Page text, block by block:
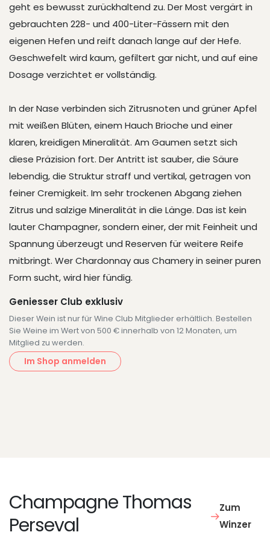
geht es bewusst zurückhaltend zu. Der Most vergärt in
gebrauchten 228- und 400-Liter-Fässern mit den
eigenen Hefen und reift danach lange auf der Hefe.
Geschwefelt wird kaum, gefiltert gar nicht, und auf eine
Dosage verzichtet er vollständig.
In der Nase verbinden sich Zitrusnoten und grüner Apfel
mit weißen Blüten, einem Hauch Brioche und einer
klaren, kreidigen Mineralität. Am Gaumen setzt sich
diese Präzision fort. Der Antritt ist sauber, die Säure
lebendig, die Struktur straff und vertikal, getragen von
feiner Cremigkeit. Im sehr trockenen Abgang ziehen
Zitrus und salzige Mineralität in die Länge. Das ist kein
lauter Champagner, sondern einer, der mit Feinheit und
Spannung überzeugt und Reserven für weitere Reife
mitbringt. Wer Chardonnay aus Chamery in seiner puren
Form sucht, wird hier fündig.
Geniesser Club exklusiv
Dieser Wein ist nur für Wine Club Mitglieder erhältlich. Bestellen
Sie Weine im Wert von 500 € innerhalb von 12 Monaten, um
Mitglied zu werden.
Im Shop anmelden
Champagne Thomas
Perseval
Zum
Winzer